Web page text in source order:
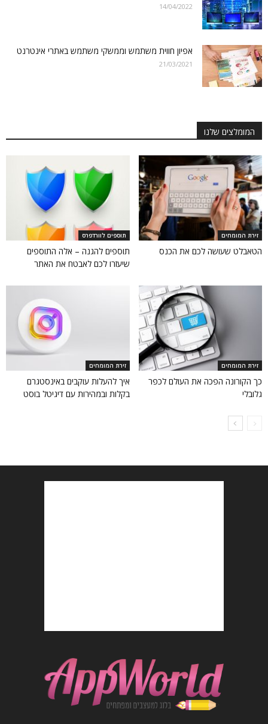
14/04/2022
אפיון חווית משתמש וממשקי משתמש באתרי אינטרנט
21/03/2021
המומלצים שלנו
זירת המומחים
הטאבלט שעושה לכם את הכנס
תוספים לוורדפרס
תוספים להגנה – אלה התוספים
שיעזרו לכם לאבטח את האתר
זירת המומחים
כך הקורונה הפכה את העולם לכפר
גלובלי
זירת המומחים
איך להעלות עוקבים באינסטגרם
בקלות ובמהירות עם דיגיטל בוסט